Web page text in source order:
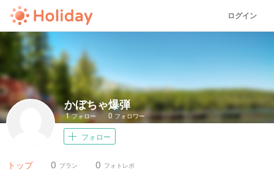
ログイン
かぼちゃ爆弾
1フォロー 0 フォロワー
フォロー
トップ プラン
0 フォトレポ
0